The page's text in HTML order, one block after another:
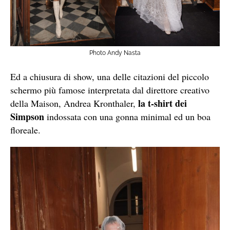
Photo Andy Nasta
Ed a chiusura di show, una delle citazioni del piccolo
schermo più famose interpretata dal direttore creativo
della Maison, Andrea Kronthaler, la t-shirt dei
Simpson indossata con una gonna minimal ed un boa
floreale.